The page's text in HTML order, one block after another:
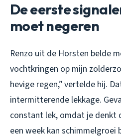
De eerste
moet negeren
Renzo uit de Horsten belde
vochtkringen op mijn
hevige regen,” vertelde hij.
intermitterende lekkage.
constant lek, omdat je denkt
een week kan